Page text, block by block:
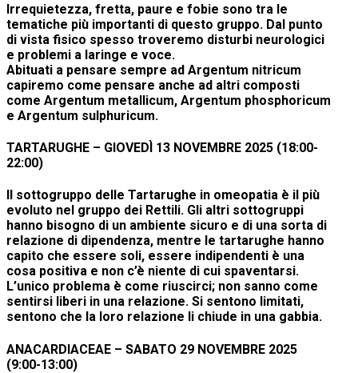
Irrequietezza, fretta, paure e fobie sono tra le
tematiche più importanti di questo gruppo. Dal punto
di vista fisico spesso troveremo disturbi neurologici
e problemi a laringe e voce.
Abituati a pensare sempre ad Argentum nitricum
capiremo come pensare anche ad altri composti
come Argentum metallicum, Argentum phosphoricum
e Argentum sulphuricum.
TARTARUGHE – GIOVEDÌ 13 NOVEMBRE 2025 (18:00-
22:00)
Il sottogruppo delle Tartarughe in omeopatia è il più
evoluto nel gruppo dei Rettili. Gli altri sottogruppi
hanno bisogno di un ambiente sicuro e di una sorta di
relazione di dipendenza, mentre le tartarughe hanno
capito che essere soli, essere indipendenti è una
cosa positiva e non c’è niente di cui spaventarsi.
L’unico problema è come riuscirci; non sanno come
sentirsi liberi in una relazione. Si sentono limitati,
sentono che la loro relazione li chiude in una gabbia.
ANACARDIACEAE – SABATO 29 NOVEMBRE 2025
(9:00-13:00)